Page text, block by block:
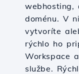
webhosting,
doménu. V
vytvoríte
rýchlo ho
Workspace
službe.